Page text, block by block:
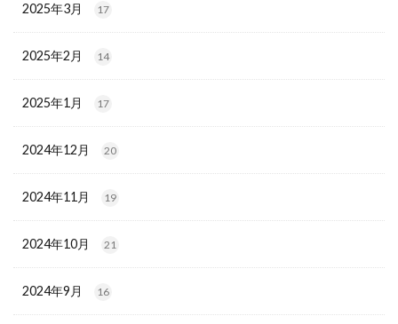
2025年3月 17
2025年2月 14
2025年1月 17
2024年12月 20
2024年11月 19
2024年10月 21
2024年9月 16